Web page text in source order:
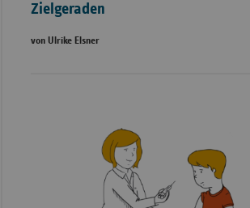
Zielgeraden
von Ulrike Elsner